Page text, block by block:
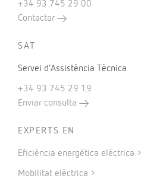
+34 93 745 29 00
Contactar
SAT
Servei d’Assistència Tècnica
+34 93 745 29 19
Enviar consulta
EXPERTS EN
Eficiència energètica elèctrica
Mobilitat elèctrica